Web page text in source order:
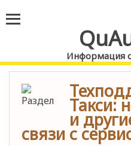
Информация о
Такси:
и
связи с